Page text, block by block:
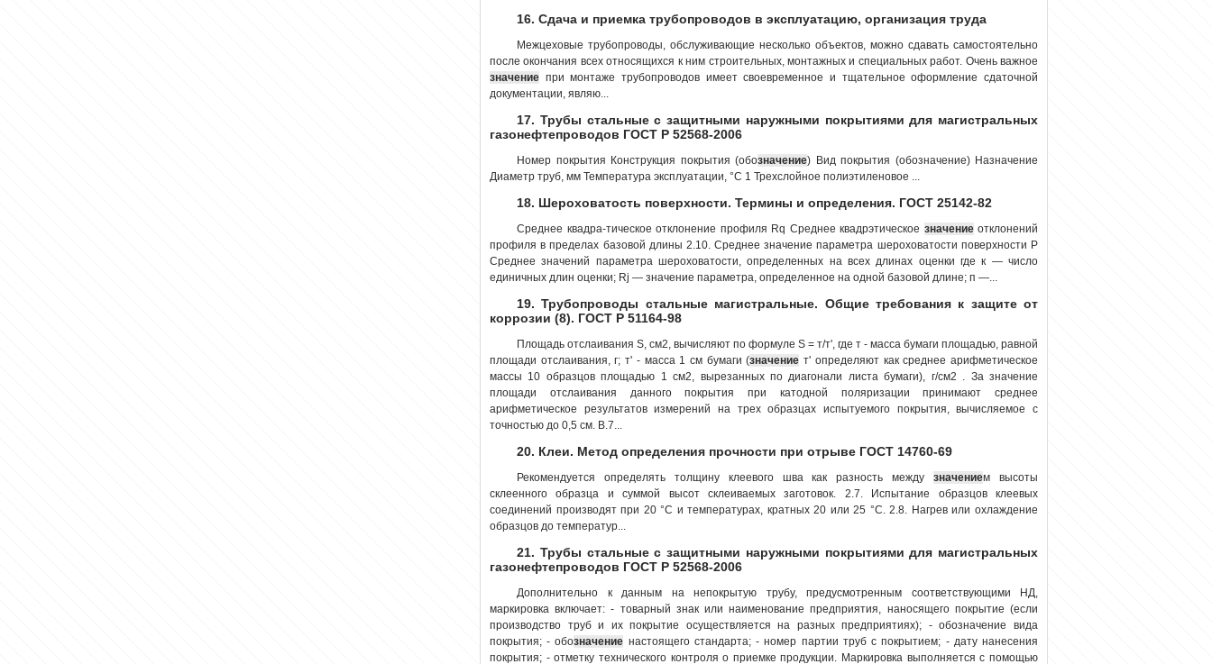
16. Сдача и приемка трубопроводов в эксплуатацию, организация труда
Межцеховые трубопроводы, обслуживающие несколько объектов, можно сдавать самостоятельно
после окончания всех относящихся к ним строительных, монтажных и специальных работ. Очень важное
значение при монтаже трубопроводов имеет своевременное и тщательное оформление сдаточной
документации, являю...
17. Трубы стальные с защитными наружными покрытиями для магистральных
газонефтепроводов ГОСТ Р 52568-2006
Номер покрытия Конструкция покрытия (обозначение) Вид покрытия (обозначение) Назначение
Диаметр труб, мм Температура эксплуатации, °С 1 Трехслойное полиэтиленовое ...
18. Шероховатость поверхности. Термины и определения. ГОСТ 25142-82
Среднее квадра-тическое отклоне­ние профиля Rq Среднее квадрэтическое значениеотклонений
профиля в пределах базовой длины 2.10. Среднее значение параметра шеро­ховатости повер­хности Р
Среднее значений параметра шероховатости, определенных на всех длинах оценки где к — число
единичных длин оценки; Rj — значение параметра, определенное на од­ной базовой длине; п —...
19. Трубопроводы стальные магистральные. Общие требования к защите от
коррозии (8). ГОСТ Р 51164-98
Площадь отслаивания S, см2, вычисляют по формуле S = т/т', где т - масса бумаги площадью, равной
площади отслаивания, г; т' - масса 1 см бумаги (значение т' определяют как среднее арифметическое
массы 10 образцов площадью 1 см2, вырезанных по диагонали листа бумаги), г/см2 . За значение
площади отслаивания данного покрытия при катодной поляризации принимают среднее
арифметическое результатов измерений на трех образцах испытуемого покрытия, вычисляемое с
точностью до 0,5 см. В.7...
20. Клеи. Метод определения прочности при отрыве ГОСТ 14760-69
Рекомендуется определять толщину клеевого шва как разность междузначением высоты
склеенного образца и суммой высот склеиваемых заготовок. 2.7. Испытание образцов клеевых
соединений производят при 20 °С и температурах, кратных 20 или 25 °С. 2.8. Нагрев или охлаждение
образцов до температур...
21. Трубы стальные с защитными наружными покрытиями для магистральных
газонефтепроводов ГОСТ Р 52568-2006
Дополнительно к данным на непокрытую трубу, предусмотренным соответствующими НД,
маркировка включает: - товарный знак или наименование предприятия, наносящего покрытие (если
производство труб и их покрытие осуществляется на разных предприятиях); - обозначение вида
покрытия; - обозначение настоящего стандарта; - номер партии труб с покрытием; - дату нанесения
покрытия; - отметку технического контроля о приемке продукции. Маркировка выполняется с помощью